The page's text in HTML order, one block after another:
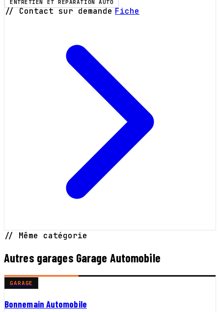
ENTRETIEN ET RÉPARATION AUTO
// Contact sur demande Fiche
// Même catégorie
Autres garages Garage Automobile
GARAGE
Bonnemain Automobile